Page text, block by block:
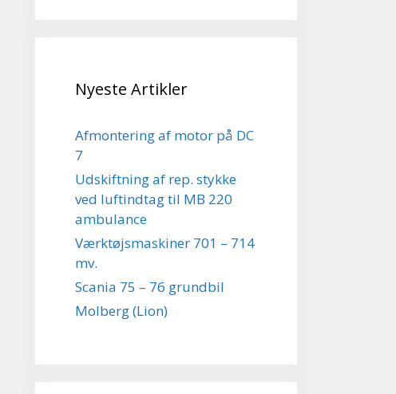
Nyeste Artikler
Afmontering af motor på DC
7
Udskiftning af rep. stykke
ved luftindtag til MB 220
ambulance
Værktøjsmaskiner 701 – 714
mv.
Scania 75 – 76 grundbil
Molberg (Lion)